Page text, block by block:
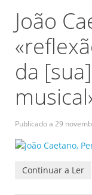
João
da
Publicado a 29
Continuar a Ler